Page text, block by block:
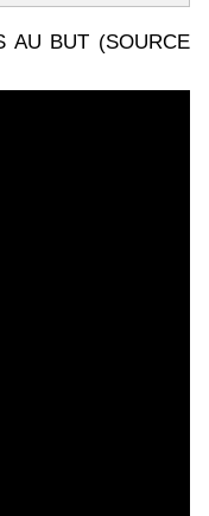
AU BUT (SOURCE